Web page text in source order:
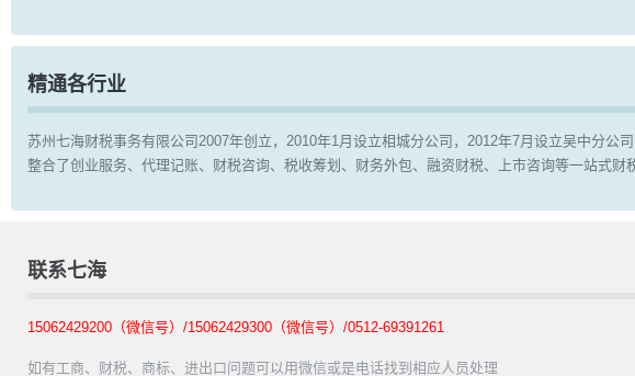
精通各行业
苏州七海财税事务有限公司2007年创立，2010年1月设立相城分公司，2012年7月设立吴中分公
整合了创业服务、代理记账、财税咨询、税收筹划、财务外包、融资财税、上市咨询等一站式
联系七海
15062429200（微信号）/15062429300（微信号）/0512-69391261
如有工商、财税、商标、进出口问题可以用微信或是电话找到相应人员处理